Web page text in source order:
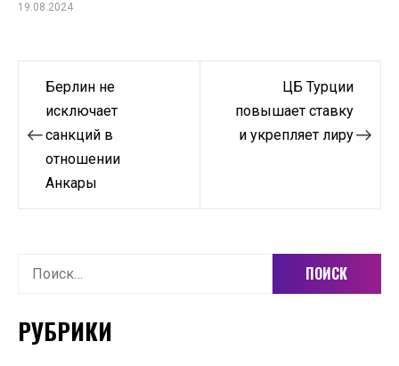
19.08.2024
Навигация
записям
Берлин не
исключает
санкций в
отношении
Анкары
ЦБ Турции
повышает ставку
и укрепляет лиру
Найти:
РУБРИКИ